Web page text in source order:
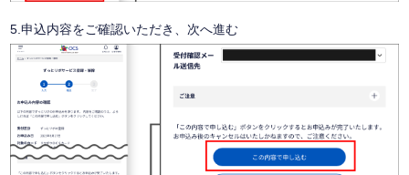
5.申込内容をご確認いただき、次へ進む